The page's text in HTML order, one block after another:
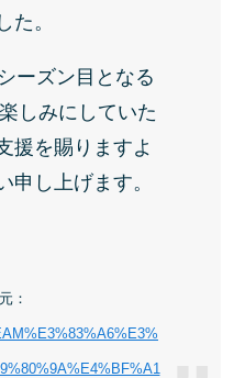
た。
ーズン目となる
しみにしていた
援を賜りますよ
申し上げます。
：